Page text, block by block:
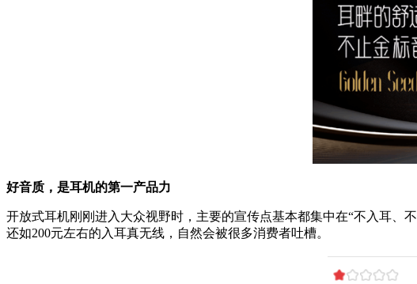
好音质，是耳机的第一产品力
开放式耳机刚刚进入大众视野时，主要的宣传点基本都集中在“不入耳、
还如200元左右的入耳真无线，自然会被很多消费者吐槽。